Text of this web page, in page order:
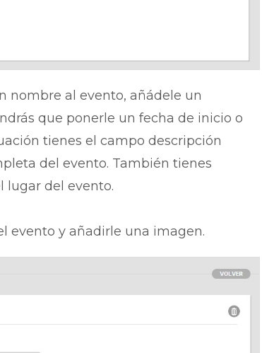
nombre al evento, añádele un
que ponerle un fecha de inicio o
tienes el campo descripción
del evento. También tienes
lugar del evento.
evento y añadirle una imagen.